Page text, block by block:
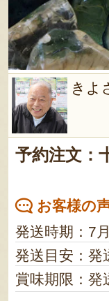
きよ
予約注文：
お客様の
発送時期：7
発送目安：発
賞味期限：発